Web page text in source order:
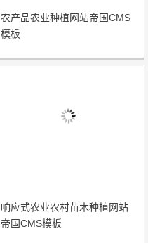
农产品农业种植网站帝国CMS
模板
响应式农业农村苗木种植网站
帝国CMS模板